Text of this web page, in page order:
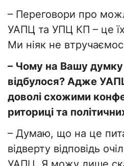
– Переговори про
УАПЦ та УПЦ КП – це
Ми ніяк не
– Чому на Вашу думку
відбулося? Адже
доволі схожими
риториці та
– Думаю, що на це
відверту відповідь